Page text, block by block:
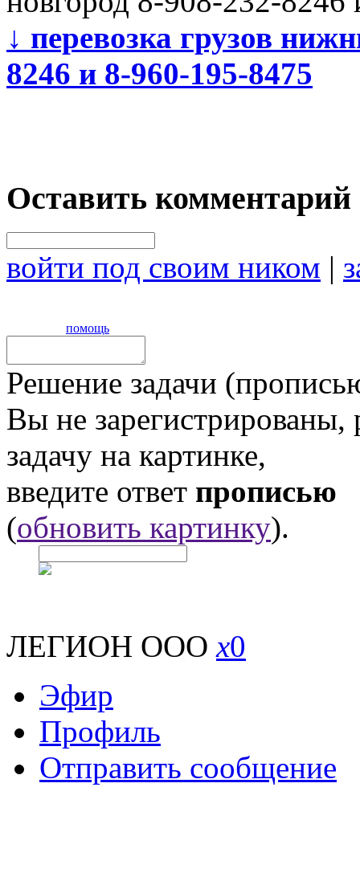
↓ перевозка грузов
8246 и 8-960-195-8475
Оставить комментарий
войти под своим ником |
помощь
Решение задачи
Вы не
задачу на картинке,
введите ответ прописью
(обновить картинку).
ЛЕГИОН ОООx0
Эфир
Профиль
Отправить сообщение